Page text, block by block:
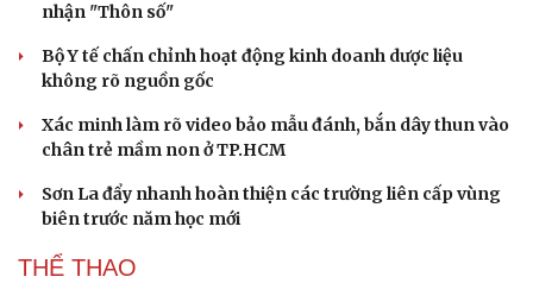
nhận "Thôn số"
Bộ Y tế chấn chỉnh hoạt động kinh doanh dược liệu
không rõ nguồn gốc
Xác minh làm rõ video bảo mẫu đánh, bắn dây thun vào
chân trẻ mầm non ở TP.HCM
Sơn La đẩy nhanh hoàn thiện các trường liên cấp vùng
biên trước năm học mới
THỂ THAO